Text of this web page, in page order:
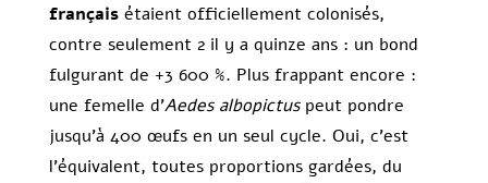
françaisétaient officiellement colonisés,
contre seulement 2 il y a quinze ans : un bond
fulgurant de +3 600 %. Plus frappant encore :
une femelle d’Aedes albopictuspeut pondre
jusqu’à 400 œufs en un seul cycle. Oui, c’est
l’équivalent, toutes proportions gardées, du